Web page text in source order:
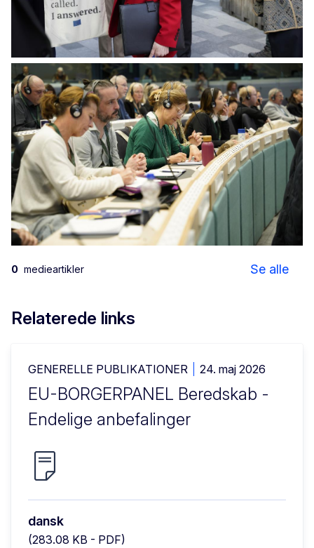
Citizens' Panel on Preparedness - Session 1
Citizens' Panel on Preparedness - Session 1
0 medieartikler Se alle
Relaterede links
GENERELLE PUBLIKATIONER 24. maj 2026
EU-BORGERPANEL Beredskab -
Endelige anbefalinger
dansk
(283.08 KB - PDF)